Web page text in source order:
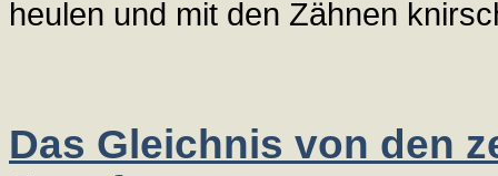
heulen und mit den Zähnen
Das Gleichnis von den